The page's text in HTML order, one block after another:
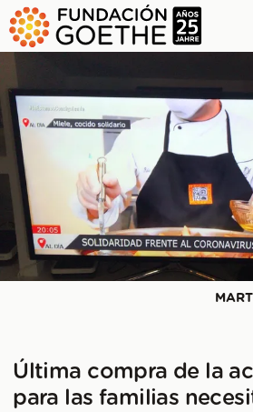
SALTAR AL CONTENIDO
Última compra de la
para las familias